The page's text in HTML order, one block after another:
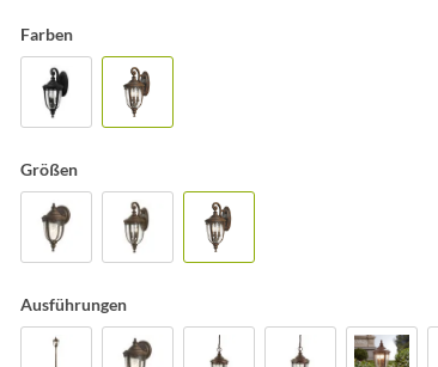
Farben
Größen
Ausführungen